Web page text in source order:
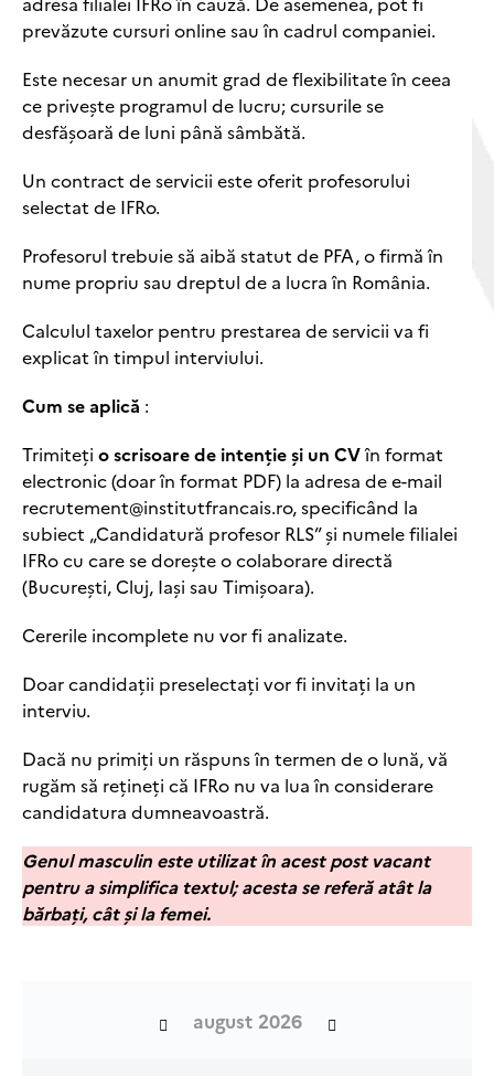
prevăzute cursuri online sau în cadrul companiei.
Este necesar un anumit grad de flexibilitate în ceea
ce privește programul de lucru; cursurile se
desfășoară de luni până sâmbătă.
Un contract de servicii este oferit profesorului
selectat de IFRo.
Profesorul trebuie să aibă statut de PFA, o firmă în
nume propriu sau dreptul de a lucra în România.
Calculul taxelor pentru prestarea de servicii va fi
explicat în timpul interviului.
Cum se aplică :
Trimiteți o scrisoare de intenție și un CVîn format
electronic (doar în format PDF) la adresa de e-mail
recrutement@institutfrancais.ro, specificând la
subiect „Candidatură profesor RLS” și numele filialei
IFRo cu care se dorește o colaborare directă
(București, Cluj, Iași sau Timișoara).
Cererile incomplete nu vor fi analizate.
Doar candidații preselectați vor fi invitați la un
interviu.
Dacă nu primiți un răspuns în termen de o lună, vă
rugăm să rețineți că IFRo nu va lua în considerare
candidatura dumneavoastră.
Genul masculin este utilizat în acest post vacant
pentru a simplifica textul; acesta se referă atât la
bărbați, cât și la femei.
august 2026